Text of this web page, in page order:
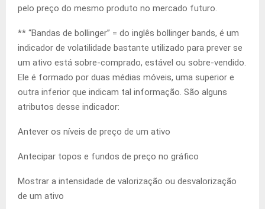
pelo preço do mesmo produto no mercado futuro.
** “Bandas de bollinger” = do inglês bollinger bands, é um
indicador de volatilidade bastante utilizado para prever se
um ativo está sobre-comprado, estável ou sobre-vendido.
Ele é formado por duas médias móveis, uma superior e
outra inferior que indicam tal informação. São alguns
atributos desse indicador:
Antever os níveis de preço de um ativo
Antecipar topos e fundos de preço no gráfico
Mostrar a intensidade de valorização ou desvalorização
de um ativo